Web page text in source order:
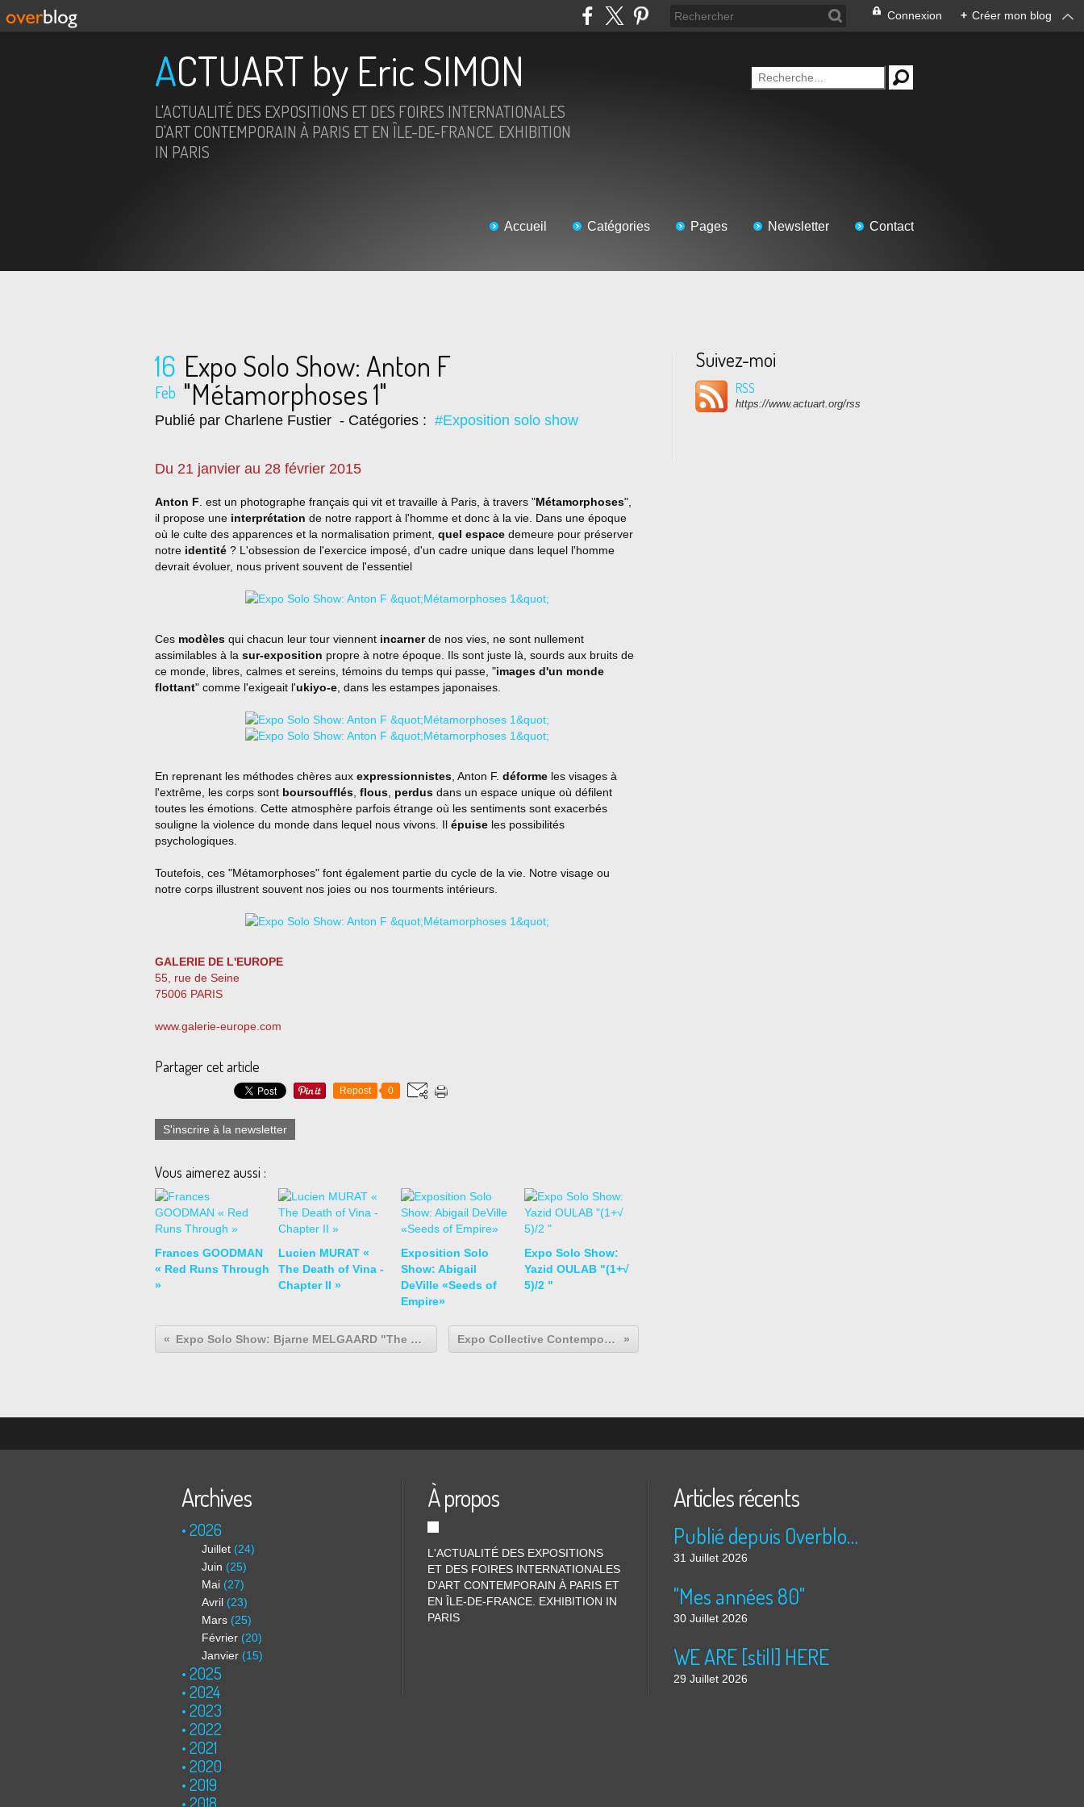
Connexion + Créer mon blog
ACTUART by Eric SIMON
L'ACTUALITÉ DES EXPOSITIONS ET DES FOIRES INTERNATIONALES
D'ART CONTEMPORAIN À PARIS ET EN ÎLE-DE-FRANCE. EXHIBITION
IN PARIS
Accueil Catégories Pages Newsletter Contact
16
Feb
Expo Solo Show: Anton F
"Métamorphoses 1"
Publié par Charlene Fustier - Catégories : #Exposition solo show
Du 21 janvier au 28 février 2015
Anton F . est un photographe français qui vit et travaille à Paris, à travers "Métamorphoses",
il propose une interprétation de notre rapport à l'homme et donc à la vie. Dans une époque
où le culte des apparences et la normalisation priment, quel espace demeure pour préserver
notre identité ? L'obsession de l'exercice imposé, d'un cadre unique dans lequel l'homme
devrait évoluer, nous privent souvent de l'essentiel
Ces modèles qui chacun leur tour viennent incarnerde nos vies, ne sont nullement
assimilables à la sur-exposition propre à notre époque. Ils sont juste là, sourds aux bruits de
ce monde, libres, calmes et sereins, témoins du temps qui passe, "images d'un monde
flottant" comme l'exigeait l'ukiyo-e , dans les estampes japonaises.
En reprenant les méthodes chères aux expressionnistes , Anton F. déforme les visages à
l'extrême, les corps sont boursoufflés flous perdus dans un espace unique où défilent
toutes les émotions. Cette atmosphère parfois étrange où les sentiments sont exacerbés
souligne la violence du monde dans lequel nous vivons. Il épuise les possibilités
psychologiques.
Toutefois, ces "Métamorphoses" font également partie du cycle de la vie. Notre visage ou
notre corps illustrent souvent nos joies ou nos tourments intérieurs.
GALERIE DE L'EUROPE
55, rue de Seine
75006 PARIS
www.galerie-europe.com
Partager cet article
Repost 0
S'inscrire à la newsletter
Vous aimerez aussi :
Frances GOODMAN
« Red Runs Through
»
Lucien MURAT «
The Death of Vina -
Chapter II »
Exposition Solo
Show: Abigail
DeVille «Seeds of
Empire»
Expo Solo Show:
Yazid OULAB "(1+√
5)/2 "
Expo Solo Show: Bjarne MELGAARD "The Casual Pleasure of Disappointment" Expo Collective Contemporaine: Pixels of paradise
Suivez-moi
RSS
https://www.actuart.org/rss
Archives
2026
Juillet (24)
Juin (25)
Mai (27)
Avril (23)
Mars (25)
Février (20)
Janvier (15)
2025
2024
2023
2022
2021
2020
2019
À propos
L'ACTUALITÉ DES EXPOSITIONS
ET DES FOIRES INTERNATIONALES
D'ART CONTEMPORAIN À PARIS ET
EN ÎLE-DE-FRANCE. EXHIBITION IN
PARIS
Articles récents
Publié depuis Overblog et Facebook
31 Juillet 2026
"Mes années 80"
30 Juillet 2026
WE ARE [still] HERE
29 Juillet 2026